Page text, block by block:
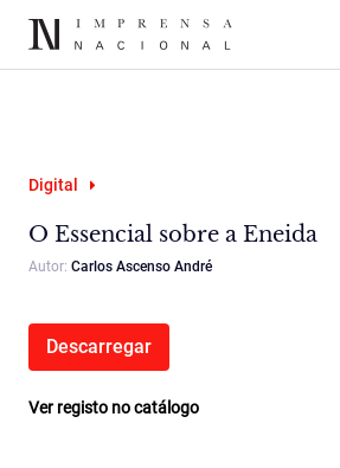
Digital
O Essencial sobre a Eneida
Autor: Carlos Ascenso André
Descarregar
Ver registo no catálogo